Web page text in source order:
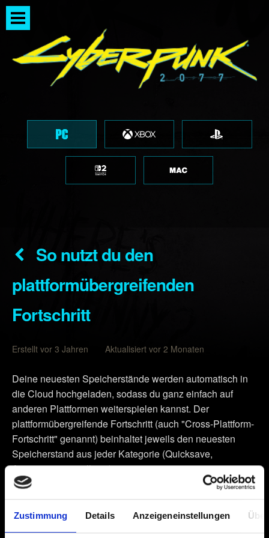
Zustimmung Details Anzeigeneinstellungen
So nutzt du den
plattformübergreifenden
Fortschritt
Erstellt vor 3 Jahren Aktualisiert vor 2 Monaten
Deine neuesten Speicherstände werden automatisch in
die Cloud hochgeladen, sodass du ganz einfach auf
anderen Plattformen weiterspielen kannst. Der
plattformübergreifende Fortschritt (auch "Cross-Plattform-
Fortschritt" genannt) beinhaltet jeweils den neuesten
Speicherstand aus jeder Kategorie (Quicksave,
Autosave, manuell etc.).
Stelle sicher, dass du bei deiner Version von
Cyberpunk 2077
den neuesten Patch installiert hast –
das kannst du im Hauptmenü des Spiels ablesen.